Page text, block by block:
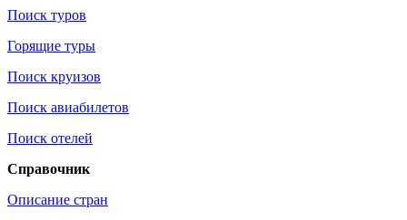
Поиск туров
Горящие туры
Поиск круизов
Поиск авиабилетов
Поиск отелей
Справочник
Описание стран